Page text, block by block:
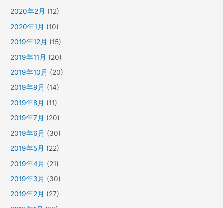
2020年2月 (12)
2020年1月 (10)
2019年12月 (15)
2019年11月 (20)
2019年10月 (20)
2019年9月 (14)
2019年8月 (11)
2019年7月 (20)
2019年6月 (30)
2019年5月 (22)
2019年4月 (21)
2019年3月 (30)
2019年2月 (27)